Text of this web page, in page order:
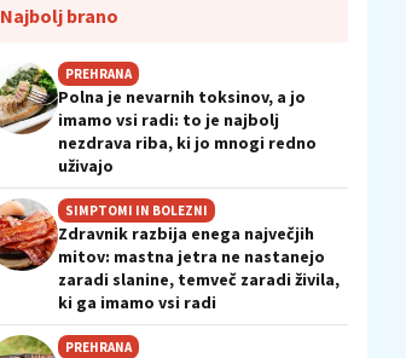
Najbolj brano
PREHRANA
Polna je nevarnih toksinov, a jo
imamo vsi radi: to je najbolj
nezdrava riba, ki jo mnogi redno
uživajo
SIMPTOMI IN BOLEZNI
Zdravnik razbija enega največjih
mitov: mastna jetra ne nastanejo
zaradi slanine, temveč zaradi živila,
ki ga imamo vsi radi
PREHRANA